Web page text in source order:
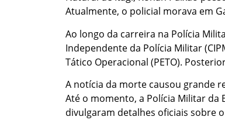
Atualmente, o policial morava em
Ao longo da carreira na Polícia
Independente da Polícia Militar
Tático Operacional (PETO).
A notícia da morte causou grande
Até o momento, a Polícia Militar da
divulgaram detalhes oficiais sobre